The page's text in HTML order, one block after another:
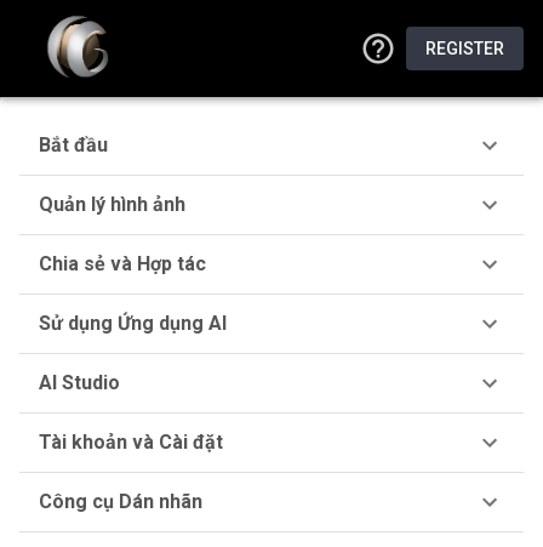
REGISTER
Bắt đầu
Quản lý hình ảnh
Chia sẻ và Hợp tác
Sử dụng Ứng dụng AI
AI Studio
Tài khoản và Cài đặt
Công cụ Dán nhãn